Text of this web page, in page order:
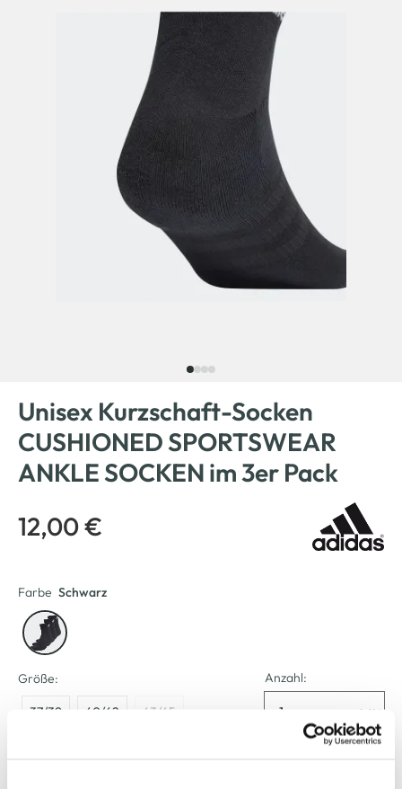
Unisex Kurzschaft-Socken
CUSHIONED SPORTSWEAR
ANKLE SOCKEN im 3er Pack
12,00 €
Farbe Schwarz
Größe:
37/39 40/42 43/45
Anzahl: